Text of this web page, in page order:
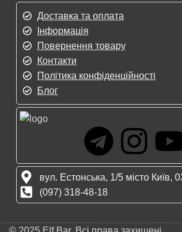
Доставка та оплата
Інформація
Повернення товару
Контакти
Політика конфіденційності
Блог
вул. Естонська, 1/5 місто Київ,
(097) 318-48-18